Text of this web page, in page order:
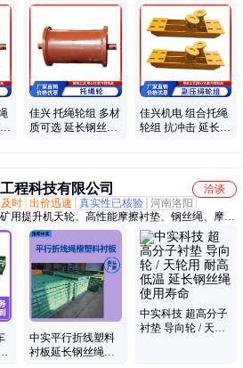
绳轮组、尾轮、弯道轮组
佳兴 托绳轮组 多材
质可选 延长钢丝绳
佳兴机电 组合托绳
轮组 抗冲击 延长钢
程科技有限公司
洽谈
时 出价迅速 真实性已核验 河南洛阳
用提升机天轮、高性能摩擦衬垫、钢丝绳、摩擦
衬垫、提升机、导向轮衬、盘形制动器、制动器
、GM-3
中实平行折线塑料
衬板延长钢丝绳寿
中实科技 超高分子
衬垫 导向轮 / 天轮